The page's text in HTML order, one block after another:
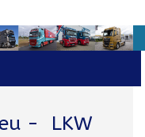
- LKW